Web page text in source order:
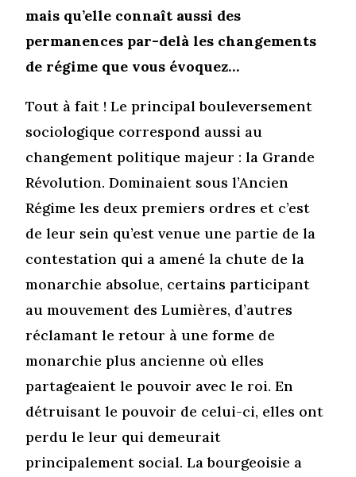
mais qu’elle connaît aussi des
permanences par-delà les changements
de régime que vous évoquez…
Tout à fait ! Le principal bouleversement
sociologique correspond aussi au
changement politique majeur : la Grande
Révolution. Dominaient sous l’Ancien
Régime les deux premiers ordres et c’est
de leur sein qu’est venue une partie de la
contestation qui a amené la chute de la
monarchie absolue, certains participant
au mouvement des Lumières, d’autres
réclamant le retour à une forme de
monarchie plus ancienne où elles
partageaient le pouvoir avec le roi. En
détruisant le pouvoir de celui-ci, elles ont
perdu le leur qui demeurait
principalement social. La bourgeoisie a